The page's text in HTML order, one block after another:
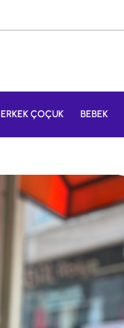
ERKEK ÇOÇUK BEBEK